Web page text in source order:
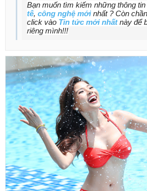
Bạn muốn tìm kiếm những thông
tế, công nghệ mới nhất ? Còn
click vào Tin tức mới nhất này để
riêng mình!!!